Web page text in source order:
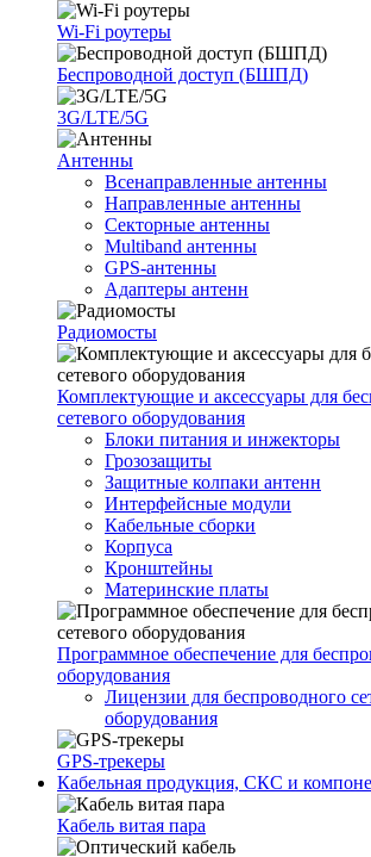
Wi-Fi роутеры
Беспроводной доступ (БШПД)
3G/LTE/5G
Антенны
Всенаправленные антенны
Направленные антенны
Секторные антенны
Multiband антенны
GPS-антенны
Адаптеры антенн
Радиомосты
Комплектующие и аксессуары для
сетевого оборудования
Блоки питания и инжекторы
Грозозащиты
Защитные колпаки антенн
Интерфейсные модули
Кабельные сборки
Корпуса
Кронштейны
Материнские платы
Программное обеспечение для
оборудования
Лицензии для беспроводного
оборудования
GPS-трекеры
Кабельная продукция, СКС и
Кабель витая пара